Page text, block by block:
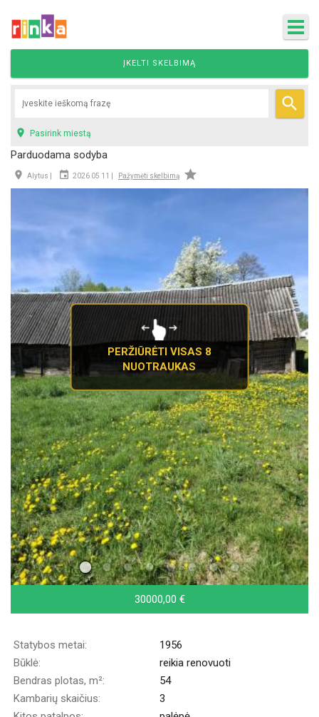
ĮKELTI SKELBIMĄ

 Pasirink miestą
Parduodama sodyba
Alytus | 2026 05 11 | Pažymėti skelbimą 
30000,00 €
PERŽIŪRĖTI VISAS 8
NUOTRAUKAS
Statybos metai:
1956
Būklė:
reikia renovuoti
Bendras plotas, m²:
54
Kambarių skaičius:
3